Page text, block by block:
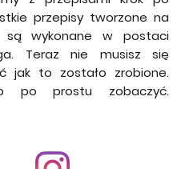
YouTube gdzie możesz
z przepisami krok po
przepisy tworzone na
są wykonane w postaci
Teraz nie musisz się
jak to zostało zrobione.
po prostu zobaczyć.